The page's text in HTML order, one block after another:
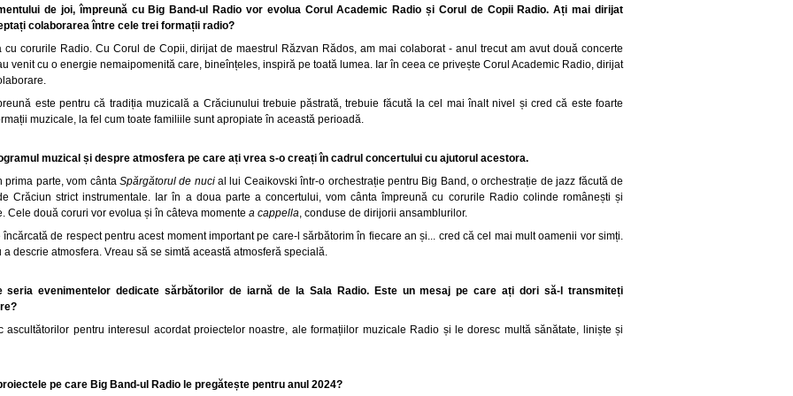
de joi, împreună cu Big Band-ul Radio vor evolua Corul Academic Radio și Corul de Copii Radio. Ați mai dirijat
colaborarea între cele trei formații radio?
corurile Radio. Cu Corul de Copii, dirijat de maestrul Răzvan Rădos, am mai colaborat - anul trecut am avut două concerte
venit cu o energie nemaipomenită care, bineînțeles, inspiră pe toată lumea. Iar în ceea ce privește Corul Academic Radio, dirijat
este pentru că tradiția muzicală a Crăciunului trebuie păstrată, trebuie făcută la cel mai înalt nivel și cred că este foarte
muzicale, la fel cum toate familiile sunt apropiate în această perioadă.
muzical și despre atmosfera pe care ați vrea s-o creați în cadrul concertului cu ajutorul acestora.
prima parte, vom cânta Spărgătorul de nucial lui Ceaikovski într-o orchestrație pentru Big Band, o orchestrație de jazz făcută de
Crăciun strict instrumentale. Iar în a doua parte a concertului, vom cânta împreună cu corurile Radio colinde românești și
Cele două coruri vor evolua și în câteva momente a cappella, conduse de dirijorii ansamblurilor.
de respect pentru acest moment important pe care-l sărbătorim în fiecare an și... cred că cel mai mult oamenii vor simți.
descrie atmosfera. Vreau să se simtă această atmosferă specială.
evenimentelor dedicate sărbătorilor de iarnă de la Sala Radio. Este un mesaj pe care ați dori să-l transmiteți
pentru interesul acordat proiectelor noastre, ale formațiilor muzicale Radio și le doresc multă sănătate, liniște și
pe care Big Band-ul Radio le pregătește pentru anul 2024?